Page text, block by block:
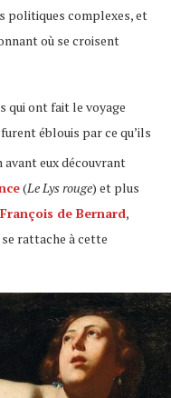
politiques complexes, et
où se croisent
qui ont fait le voyage
éblouis par ce qu’ils
avant eux découvrant
(Le Lys rouge) et plus
François de Bernard,
se rattache à cette